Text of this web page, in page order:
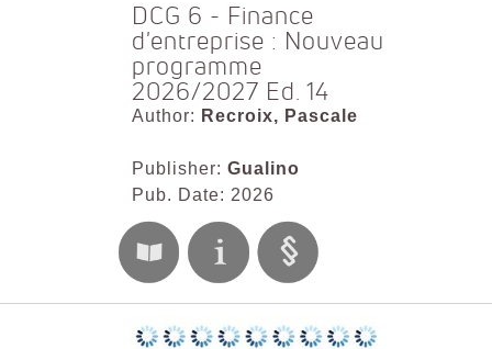
DCG 6 - Finance
d'entreprise : Nouveau
programme
2026/2027 Ed. 14
Author: Recroix, Pascale
Publisher: Gualino
Pub. Date: 2026